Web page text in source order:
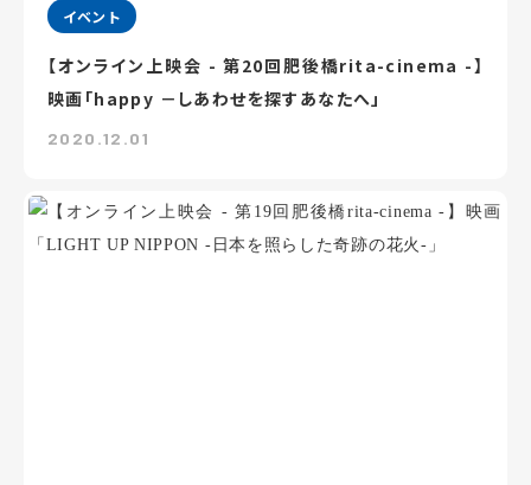
イベント
【オンライン上映会 - 第20回肥後橋rita-cinema -】
映画「happy －しあわせを探すあなたへ」
2020.12.01